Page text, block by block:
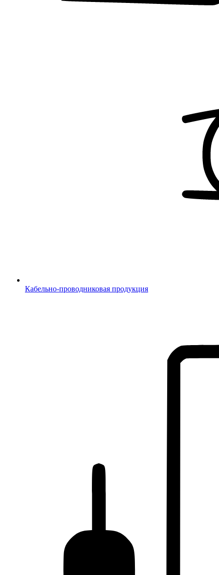
Кабельно-проводниковая продукция